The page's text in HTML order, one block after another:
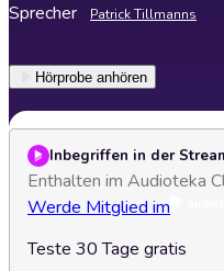
Sprecher Patrick Tillmanns
Hörprobe anhören
Inbegriffen in der
Enthalten im Audioteka
Werde Mitglied im
Teste 30 Tage gratis